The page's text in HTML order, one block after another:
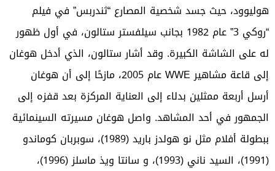
هوليوود، حيث جسد شخصية المصارع “ثندربس” في فيلم
“روكي 3” عام 1982 بجانب سيلفستر ستالون، في أول ظهور
له على الشاشة الكبيرة. وقد أشار ستالون، الذي أدخل هوغان
إلى قاعة مشاهير WWE عام 2005، مازحًا إلى أن هوغان
أرسل أربعة ممثلين بدلاء إلى العناية المركزة بعد قفزه إلى
الجمهور في أحد المشاهد. واصل هوغان مسيرته السينمائية
ببطولة أفلام مثل نو هولدز باريد (1989)، سوبربان كوماندو
(1991)، السيد ناني (1993)، و سانتا ويذ ماسلز (1996)،